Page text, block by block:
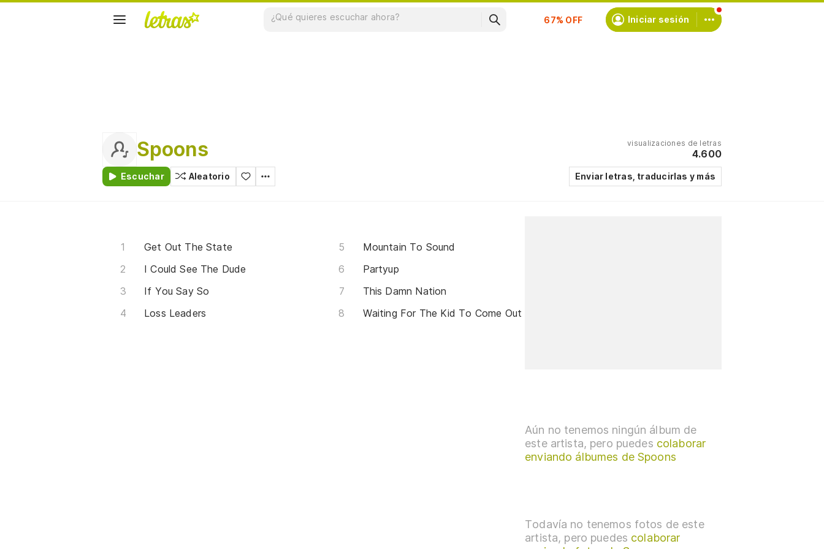
Suscríbete Iniciar sesión
Spoons
Escuchar Aleatorio
visualizaciones de letras
4.600
Enviar letras, traducirlas y más
Get Out The State
I Could See The Dude
If You Say So
Loss Leaders
Mountain To Sound
Partyup
This Damn Nation
Waiting For The Kid To Come Out
Aún no tenemos ningún álbum de
este artista, pero puedes colaborar
enviando álbumes de Spoons
Todavía no tenemos fotos de este
artista, pero puedes colaborar